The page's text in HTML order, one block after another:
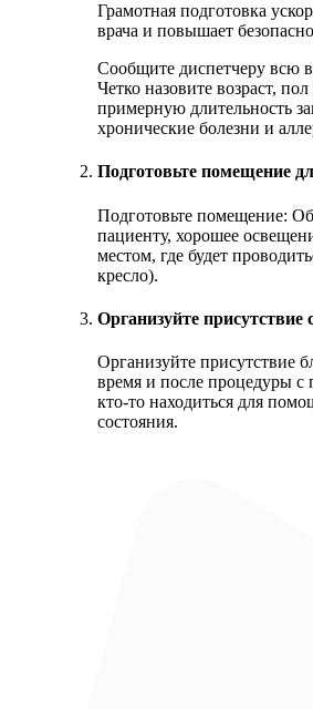
Грамотная подготовка
врача и повышает
Сообщите диспетчеру
Четко назовите возраст,
примерную длительность
хронические болезни и
Подготовьте помещение
Подготовьте помещение:
пациенту, хорошее
местом, где будет
кресло).
Организуйте
Организуйте присутствие
время и после процедуры с
кто-то находиться для
состояния.